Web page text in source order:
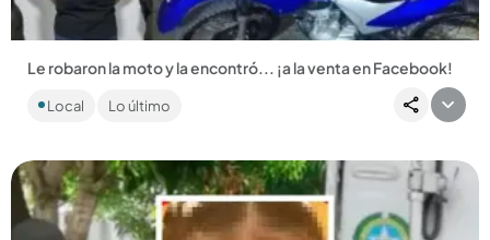
Le robaron la moto y la encontró... ¡a la venta en Facebook!
Policía y los uniformados lo atraparon....
Local Lo último